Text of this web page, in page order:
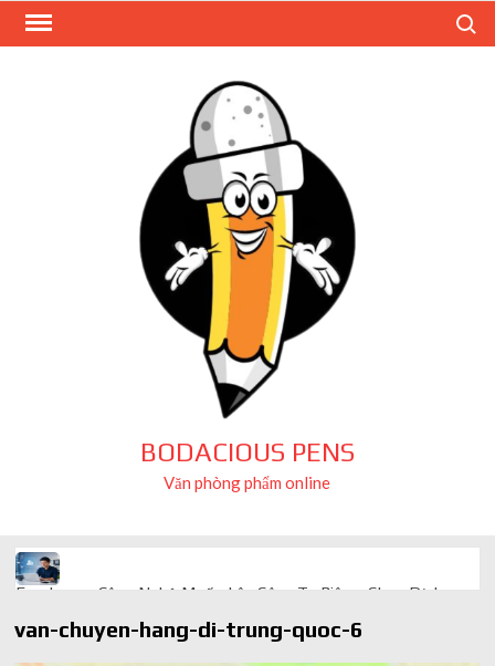
Skip
BODACIOUS PENS
Văn phòng phẩm online
Freelancer Công Nghệ Muốn Lên Công Ty Riêng: Chọn Dịch
Quà cá nhân hóa: vì sao món làm riêng luôn ghi điểm
van-chuyen-hang-di-trung-quoc-6